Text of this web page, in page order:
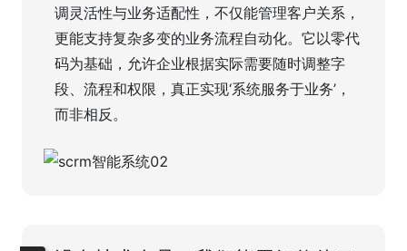
调灵活性与业务适配性，不仅能管理客户关系，
更能支持复杂多变的业务流程自动化。它以零代
码为基础，允许企业根据实际需要随时调整字
段、流程和权限，真正实现‘系统服务于业务’，
而非相反。